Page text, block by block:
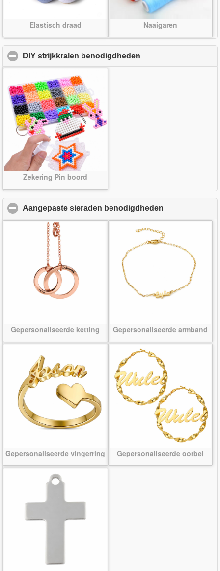
Elastisch draad Naaigaren
DIY strijkkralen benodigdheden
Zekering Pin boord
Aangepaste sieraden benodigdheden
Gepersonaliseerde ketting Gepersonaliseerde armband
Gepersonaliseerde vingerring Gepersonaliseerde oorbel